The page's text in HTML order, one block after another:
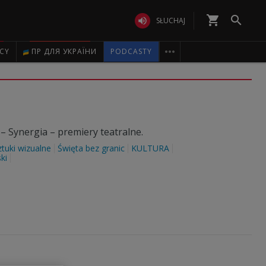
 SŁUCHAJ shopping_cart 
ПР ДЛЯ УКРАЇНИ PODCASTY 
Synergia – premiery teatralne.
wizualne Święta bez granic
KULTURA